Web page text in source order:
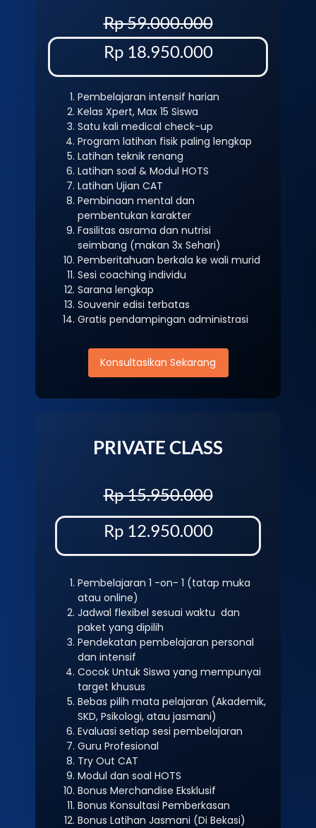
Rp 59.000.000
Rp 18.950.000
Pembelajaran intensif harian
Kelas Xpert, Max 15 Siswa
Satu kali medical check-up
Program latihan fisik paling lengkap
Latihan teknik renang
Latihan soal & Modul HOTS
Latihan Ujian CAT
Pembinaan mental dan
pembentukan karakter
Fasilitas asrama dan nutrisi
seimbang (makan 3x Sehari)
Pemberitahuan berkala ke wali murid
Sesi coaching individu
Sarana lengkap
Souvenir edisi terbatas
Gratis pendampingan administrasi
Konsultasikan Sekarang
PRIVATE CLASS
Rp 15.950.000
Rp 12.950.000
Pembelajaran 1 -on- 1 (tatap muka
atau online)
Jadwal flexibel sesuai waktu dan
paket yang dipilih
Pendekatan pembelajaran personal
dan intensif
Cocok Untuk Siswa yang mempunyai
target khusus
Bebas pilih mata pelajaran (Akademik,
SKD, Psikologi, atau jasmani)
Evaluasi setiap sesi pembelajaran
Guru Profesional
Try Out CAT
Modul dan soal HOTS
Bonus Merchandise Eksklusif
Bonus Konsultasi Pemberkasan
Bonus Latihan Jasmani (Di Bekasi)